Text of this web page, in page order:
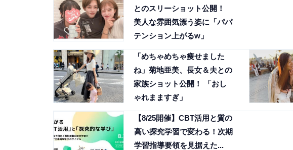
とのスリーショット公開！
美人な雰囲気漂う姿に「パパ
テンション上がるw」
「めちゃめちゃ痩せました
ね」菊地亜美、長女＆夫との
家族ショット公開！ 「おし
ゃれまますぎ」
【8/25開催】CBT活用と質の
高い探究学習で変わる！次期
学習指導要領を見据えた...